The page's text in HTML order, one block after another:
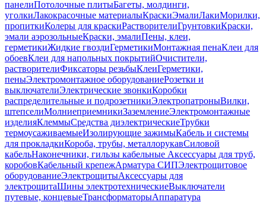
панелиПотолочные плитыБагеты, молдинги,
уголкиЛакокрасочные материалыКраскиЭмалиЛакиМорилки,
пропиткиКолеры для краскиРастворителиГрунтовкиКраски,
эмали аэрозольныеКраски, эмалиПены, клеи,
герметикиЖидкие гвоздиГерметикиМонтажная пенаКлеи для
обоевКлеи для напольных покрытийОчистители,
растворителиФиксаторы резьбыКлеиГерметики,
пеныЭлектромонтажное оборудованиеРозетки и
выключателиЭлектрические звонкиКоробки
распределительные и подрозетникиЭлектропатроныВилки,
штепселиМолниеприемникиЗаземлениеЭлектромонтажные
изделияКлеммыСредства диэлектрическиеТрубки
термоусаживаемыеИзолирующие зажимыКабель и системы
для прокладкиКороба, трубы, металлорукавСиловой
кабельНаконечники, гильзы кабельные Аксессуары для труб,
коробовКабельный крепежАрматура СИПЭлектрощитовое
оборудованиеЭлектрощитыАксессуары для
электрощитаШины электротехническиеВыключатели
путевые, концевыеТрансформаторыАппаратура